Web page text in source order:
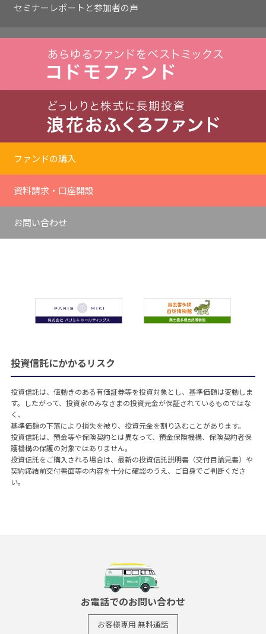
セミナーレポートと参加者の声
ファンドの購入
資料請求・口座開設
お問い合わせ
投資信託にかかるリスク
投資信託は、値動きのある有価証券等を投資対象とし、基準価額は変動しま
す。したがって、投資家のみなさまの投資元金が保証されているものではな
く、
基準価額の下落により損失を被り、投資元金を割り込むことがあります。
投資信託は、預金等や保険契約とは異なって、預金保険機構、保険契約者保
護機構の保護の対象ではありません。
投資信託をご購入される場合は、最新の投資信託説明書（交付目論見書）や
契約締結前交付書面等の内容を十分に確認のうえ、ご自身でご判断くださ
い。
お電話でのお問い合わせ
お客様専用 無料通話